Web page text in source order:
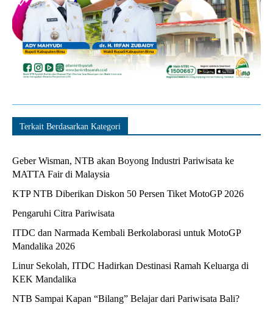
Terkait Berdasarkan Kategori
Geber Wisman, NTB akan Boyong Industri Pariwisata ke
MATTA Fair di Malaysia
KTP NTB Diberikan Diskon 50 Persen Tiket MotoGP 2026
Pengaruhi Citra Pariwisata
ITDC dan Narmada Kembali Berkolaborasi untuk MotoGP
Mandalika 2026
Linur Sekolah, ITDC Hadirkan Destinasi Ramah Keluarga di
KEK Mandalika
NTB Sampai Kapan “Bilang” Belajar dari Pariwisata Bali?